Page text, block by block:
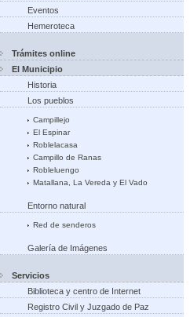
Eventos
Hemeroteca
Trámites online
El Municipio
Historia
Los pueblos
Campillejo
El Espinar
Roblelacasa
Campillo de Ranas
Robleluengo
Matallana, La Vereda y El Vado
Entorno natural
Red de senderos
Galería de Imágenes
Servicios
Biblioteca y centro de Internet
Registro Civil y Juzgado de Paz